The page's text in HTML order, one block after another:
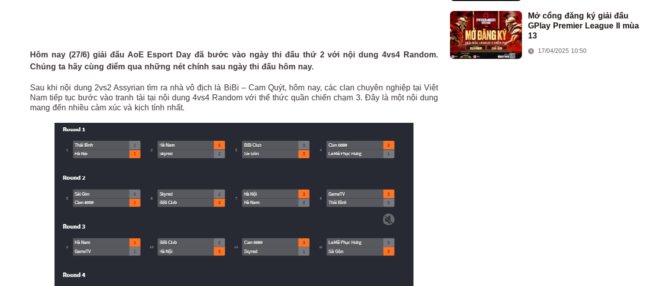
Hôm nay (27/6) giải đấu AoE Esport Day đã bước vào ngày thi đấu thứ 2 với nội dung 4vs4 Random.
Chúng ta hãy cùng điểm qua những nét chính sau ngày thi đấu hôm nay.
Sau khi nội dung 2vs2 Assyrian tìm ra nhà vô địch là BiBi – Cam Quýt, hôm nay, các clan chuyên nghiệp tại Việt
Nam tiếp tục bước vào tranh tài tại nội dung 4vs4 Random với thể thức quần chiến chạm 3. Đây là một nội dung
mang đến nhiều cảm xúc và kịch tính nhất.
Mở cổng đăng ký giải đấu
GPlay Premier League II mùa
13
17/04/2025 10:50